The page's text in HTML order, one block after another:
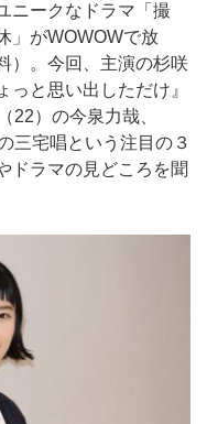
ニークなドラマ「撮
」がWOWOWで放
）。今回、主演の杉咲
と思い出しただけ』
22）の今泉力哉、
三宅唱という注目の３
ドラマの見どころを聞